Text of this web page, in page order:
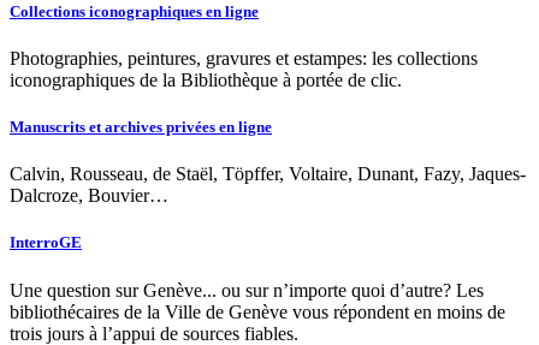
Collections iconographiques en ligne
Photographies, peintures, gravures et estampes: les collections
iconographiques de la Bibliothèque à portée de clic.
Manuscrits et archives privées en ligne
Calvin, Rousseau, de Staël, Töpffer, Voltaire, Dunant, Fazy, Jaques-
Dalcroze, Bouvier…
InterroGE
Une question sur Genève... ou sur n’importe quoi d’autre? Les
bibliothécaires de la Ville de Genève vous répondent en moins de
trois jours à l’appui de sources fiables.